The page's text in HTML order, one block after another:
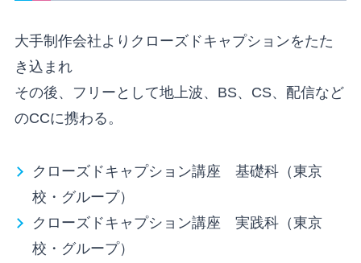
大手制作会社よりクローズドキャプションをたた
き込まれ
その後、フリーとして地上波、BS、CS、配信など
のCCに携わる。
クローズドキャプション講座 基礎科（東京
校・グループ）
クローズドキャプション講座 実践科（東京
校・グループ）